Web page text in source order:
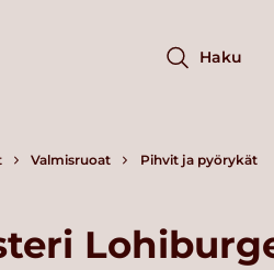
Haku
Valmisruoat Pihvit ja pyörykät